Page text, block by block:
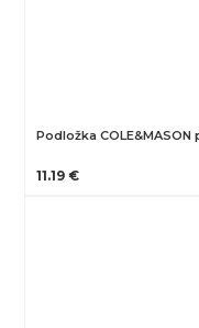
Podložka COLE&MASON
11.19 €